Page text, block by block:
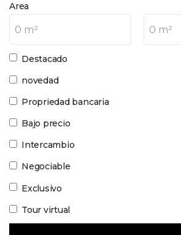
Area
0 m² 0 m²
Destacado
novedad
Propriedad bancaria
Bajo precio
Intercambio
Negociable
Exclusivo
Tour virtual